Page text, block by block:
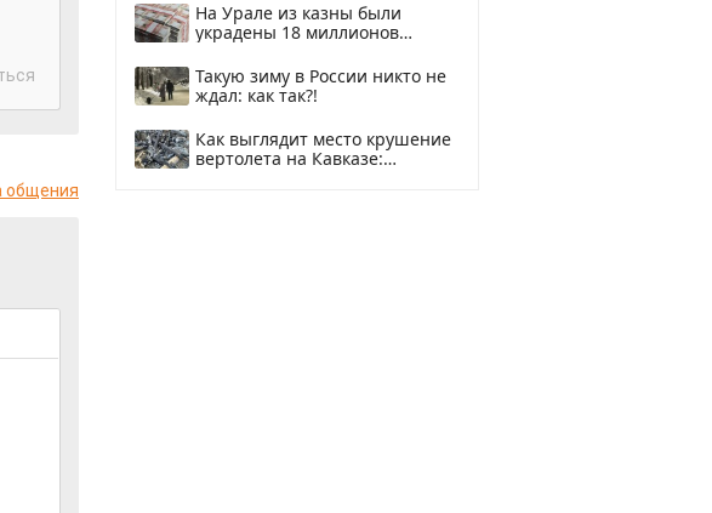
общения
На Урале из казны были
украдены 18 миллионов
Такую зиму в России никто не
ждал: как так?!
Как выглядит место крушение
вертолета на Кавказе: